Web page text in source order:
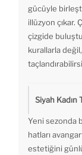
gücüyle
illüzyon çıkar.
çizgide
kurallarla
Siyah Kadın
Yeni sezonda
hatları
estetiğini